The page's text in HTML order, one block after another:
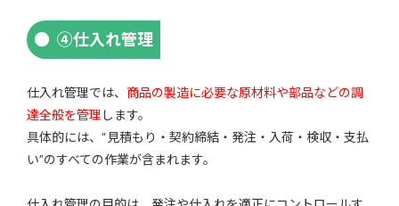
④仕入れ管理
仕入れ管理では、 商品の製造に必要な原材料や部品などの調
達全般を管理 します。
具体的には、“見積もり・契約締結・発注・入荷・検収・支払
い”のすべての作業が含まれます。